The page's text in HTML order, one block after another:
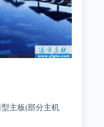
主板(部分主机